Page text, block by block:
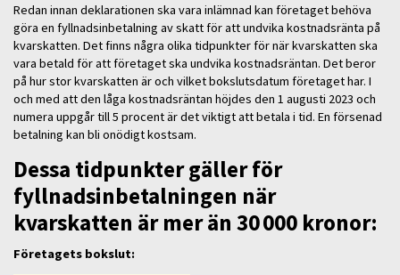
Redan innan deklarationen ska vara inlämnad kan företaget behöva
göra en fyllnadsinbetalning av skatt för att undvika kostnadsränta på
kvarskatten. Det finns några olika tidpunkter för när kvarskatten ska
vara betald för att företaget ska undvika kostnadsräntan. Det beror
på hur stor kvarskatten är och vilket bokslutsdatum företaget har. I
och med att den låga kostnadsräntan höjdes den 1 augusti 2023 och
numera uppgår till 5 procent är det viktigt att betala i tid. En försenad
betalning kan bli onödigt kostsam.
Dessa tidpunkter gäller för
fyllnadsinbetalningen när
kvarskatten är mer än 30 000 kronor:
Företagets bokslut: